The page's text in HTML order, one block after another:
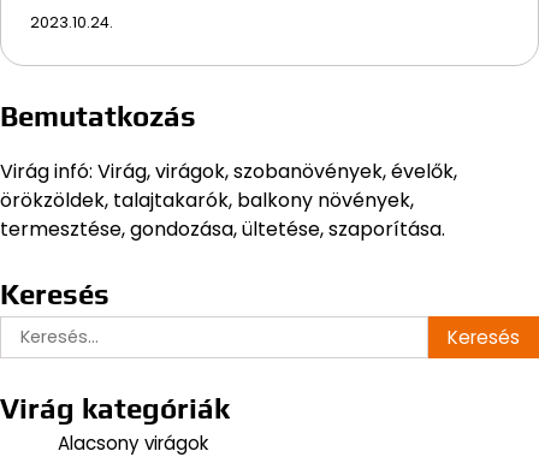
2023.10.24.
Bemutatkozás
Virág infó: Virág, virágok, szobanövények, évelők,
örökzöldek, talajtakarók, balkony növények,
termesztése, gondozása, ültetése, szaporítása.
Keresés
Keresés:
Virág kategóriák
Alacsony virágok